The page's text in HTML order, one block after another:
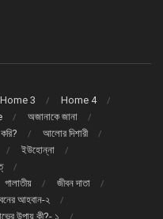
Home 3
Home 4
অজানাকে জানা
আলোর দিশারী
ইউহোন্না
গালাতীয়
জীবন দাতা
আহবান-২
উপায় কী?- ১